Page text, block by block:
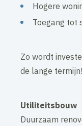
Hogere
Toegang tot
Zo wordt
de lange termijn!
Utiliteitsbouw
Duurzaam